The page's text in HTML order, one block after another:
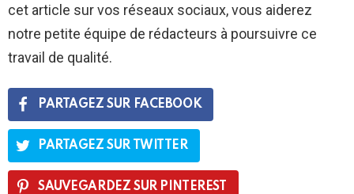
cet article sur vos réseaux sociaux, vous aiderez
notre petite équipe de rédacteurs à poursuivre ce
travail de qualité.
PARTAGEZ SUR FACEBOOK
PARTAGEZ SUR TWITTER
SAUVEGARDEZ SUR PINTEREST